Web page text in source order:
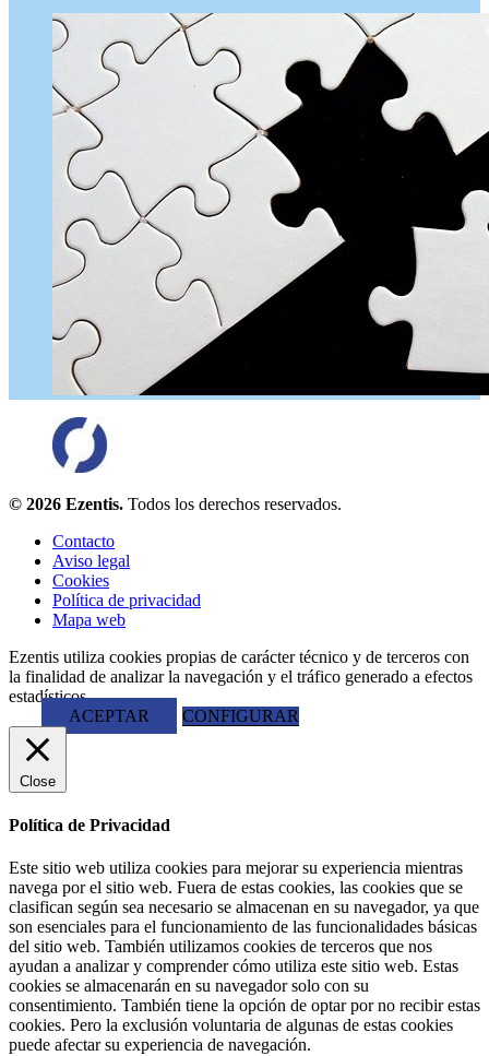
© 2026 Ezentis. Todos los derechos reservados.
Contacto
Aviso legal
Cookies
Política de privacidad
Mapa web
Ezentis utiliza cookies propias de carácter técnico y de terceros con
la finalidad de analizar la navegación y el tráfico generado a efectos
estadísticos.
ACEPTAR
CONFIGURAR
Close
Política de Privacidad
Este sitio web utiliza cookies para mejorar su experiencia mientras
navega por el sitio web. Fuera de estas cookies, las cookies que se
clasifican según sea necesario se almacenan en su navegador, ya que
son esenciales para el funcionamiento de las funcionalidades básicas
del sitio web. También utilizamos cookies de terceros que nos
ayudan a analizar y comprender cómo utiliza este sitio web. Estas
cookies se almacenarán en su navegador solo con su
consentimiento. También tiene la opción de optar por no recibir estas
cookies. Pero la exclusión voluntaria de algunas de estas cookies
puede afectar su experiencia de navegación.